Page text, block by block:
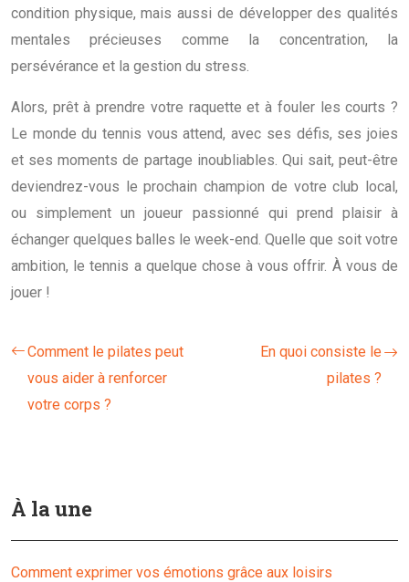
condition physique, mais aussi de développer des qualités
mentales précieuses comme la concentration, la
persévérance et la gestion du stress.
Alors, prêt à prendre votre raquette et à fouler les courts ?
Le monde du tennis vous attend, avec ses défis, ses joies
et ses moments de partage inoubliables. Qui sait, peut-être
deviendrez-vous le prochain champion de votre club local,
ou simplement un joueur passionné qui prend plaisir à
échanger quelques balles le week-end. Quelle que soit votre
ambition, le tennis a quelque chose à vous offrir. À vous de
jouer !
Comment le pilates peut
vous aider à renforcer
votre corps ?
En quoi consiste le
pilates ?
À la une
Comment exprimer vos émotions grâce aux loisirs